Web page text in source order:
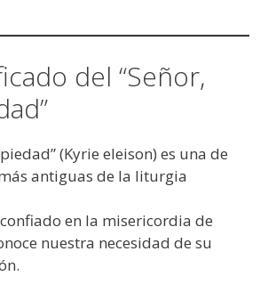
del “Señor,
(Kyrie eleison) es una de
antiguas de la liturgia
en la misericordia de
nuestra necesidad de su